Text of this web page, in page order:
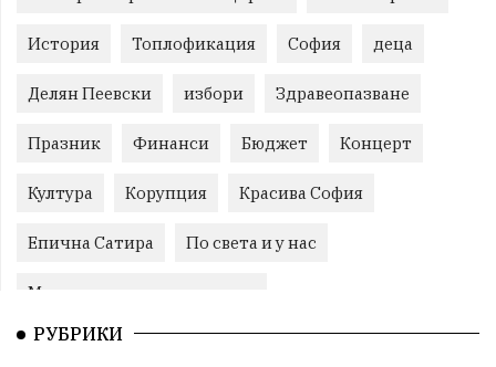
История Топлофикация София деца
Делян Пеевски избори Здравеопазване
Празник Финанси Бюджет Концерт
Култура Корупция Красива София
Епична Сатира По света и у нас
Международни отношения
конституционен съд
РУБРИКИ